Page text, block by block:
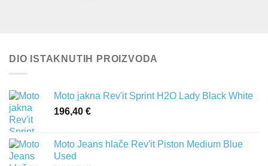
DIO ISTAKNUTIH PROIZVODA
Moto jakna Rev'it Sprint H2O Lady Black White
196,40 €
Moto Jeans hlače Rev'it Piston Medium Blue
Used